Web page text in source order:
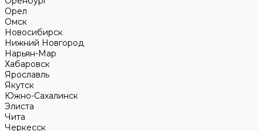
Орел
Омск
Новосибирск
Нижний Новгород
Нарьян-Мар
Хабаровск
Ярославль
Якутск
Южно-Сахалинск
Элиста
Чита
Черкесск